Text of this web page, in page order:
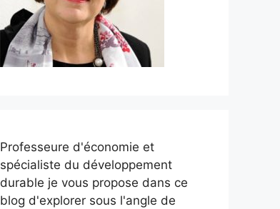
Professeure d'économie et
spécialiste du développement
durable je vous propose dans ce
blog d'explorer sous l'angle de